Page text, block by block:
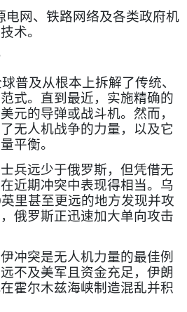
电网、铁路网络及各类政府机
术。
普及从根本上拆解了传统、
式。直到最近，实施精确的
元的导弹或战斗机。然而，
无人机战争的力量，以及它
平衡。
兵远少于俄罗斯，但凭借无
近期冲突中表现得相当。乌
英里甚至更远的地方发现并攻
俄罗斯正迅速加大单向攻击
冲突是无人机力量的最佳例
不及美军且资金充足，伊朗
霍尔木兹海峡制造混乱并积